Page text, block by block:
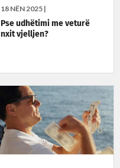
18 NËN 2025 |
Pse udhëtimi me veturë
nxit vjelljen?